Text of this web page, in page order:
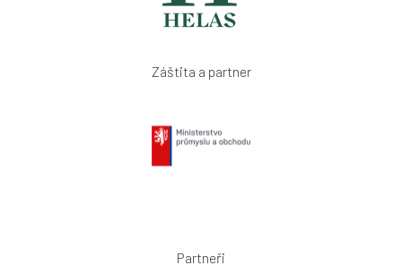
Záštita a partner
Partneři